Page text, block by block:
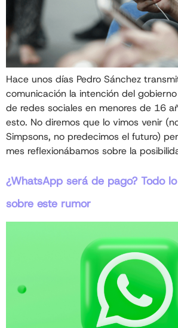
Hace unos días Pedro Sánchez
comunicación la intención del
de redes sociales en menores de 16
esto. No diremos que lo vimos venir
Simpsons, no predecimos el futuro)
mes reflexionábamos sobre la
¿WhatsApp será de pago? Todo
sobre este rumor